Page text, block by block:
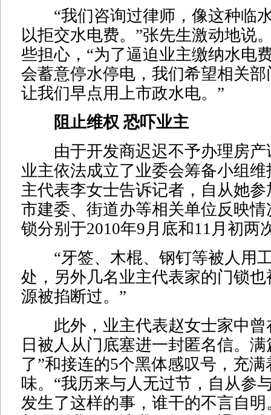
“我们咨询过律师，像这种临
以拒交水电费。”张先生激动地说
些担心，“为了逼迫业主缴纳水电
会蓄意停水停电，我们希望相关
让我们早点用上市政水电。”
阻止维权 恐吓业主
由于开发商迟迟不予办理房产
业主依法成立了业委会筹备小组
主代表李女士告诉记者，自从她
市建委、街道办等相关单位反映
锁分别于2010年9月底和11月初两
“牙签、木棍、钢钉等被人用
处，另外几名业主代表家的门锁
源被掐断过。”
此外，业主代表赵女士家中曾
日被人从门底塞进一封匿名信。
了”和接连的5个黑体感叹号，充
味。“我历来与人无过节，自从参
发生了这样的事，谁干的不言自